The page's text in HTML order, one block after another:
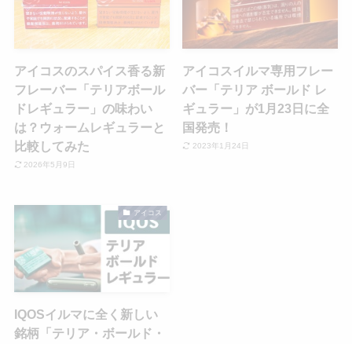
アイコスのスパイス香る新
フレーバー「テリアボール
ドレギュラー」の味わい
は？ウォームレギュラーと
比較してみた
2026年5月9日
アイコスイルマ専用フレー
バー「テリア ボールド レ
ギュラー」が1月23日に全
国発売！
2023年1月24日
アイコス
IQOSイルマに全く新しい
銘柄「テリア・ボールド・